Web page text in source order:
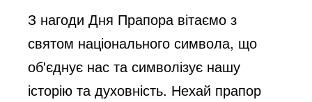
З нагоди Дня Прапора вітаємо з
святом національного символа, що
об'єднує нас та символізує нашу
історію та духовність. Нехай прапор